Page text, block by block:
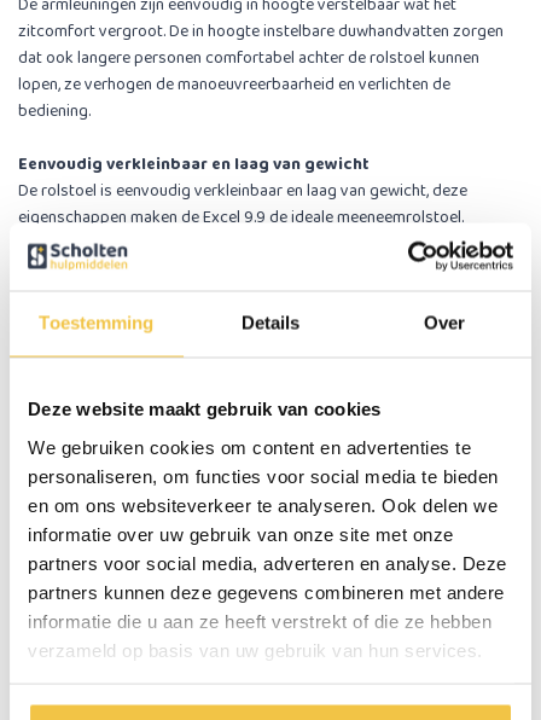
Toestemming Details Over
Deze website maakt gebruik van cookies
We gebruiken cookies om content en advertenties te
personaliseren, om functies voor social media te bieden
en om ons websiteverkeer te analyseren. Ook delen we
informatie over uw gebruik van onze site met onze
partners voor social media, adverteren en analyse. Deze
partners kunnen deze gegevens combineren met andere
informatie die u aan ze heeft verstrekt of die ze hebben
verzameld op basis van uw gebruik van hun services.
zitcomfort vergroot. De in hoogte instelbare duwhandvatten zorgen
dat ook langere personen comfortabel achter de rolstoel kunnen
lopen, ze verhogen de manoeuvreerbaarheid en verlichten de
bediening.
Eenvoudig verkleinbaar en laag van gewicht
De rolstoel is eenvoudig verkleinbaar en laag van gewicht, deze
eigenschappen maken de Excel 9.9 de ideale meeneemrolstoel.
Verkrijgbaar in twee versies
9.9 met kleine achterwielen weegt 9,9 kg, deze vindt u hier:Excel 9.9
transport rolstoel
Voetplaten in hoogte instelbaar
Neerklapbare rugleuning
In hoogte verstelbare duwhandvatten
Geïntegreerde stoephulp/trapdop
Geprofileerde zitting
Extra lumbaal ondersteuning in de rugleuning
Opvouwbaar ultra lichtgewicht aluminium frame
Quick Release achterwielen
Kijk ook eens hier bij al onze lichtgewicht rolstoelen.
Belangrijke eigenschappen: